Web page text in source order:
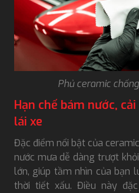
Phủ ceramic
Hạn chế bám nước,
lái xe
Đặc điểm nổi bật của
nước mưa dễ dàng trượt
lớn, giúp tầm nhìn của bạn
thời tiết xấu. Điều này